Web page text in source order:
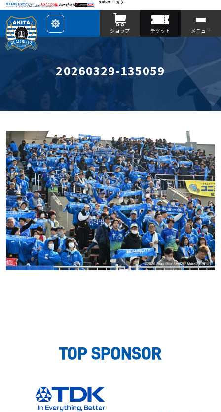
スポンサー一覧
レ
イ
ア
カ
ス
タ
ショップ チケット メニュー
20260329-135059
TOP SPONSOR